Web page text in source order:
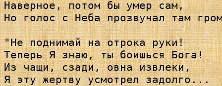
Наверное, потом бы умер сам,
Но голос с Неба прозвучал там
"Не поднимай на отрока руки!
Теперь Я знаю, ты боишься Бога!
Из чащи, сзади, овна извлеки,
Я эту жертву усмотрел задолго...